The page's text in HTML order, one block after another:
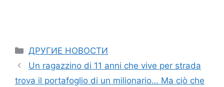
Categories
ДРУГИЕ НОВОСТИ
Un ragazzino di 11 anni che vive per strada
trova il portafoglio di un milionario… Ma ciò che